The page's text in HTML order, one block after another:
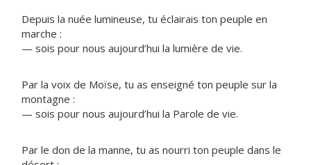
Depuis la nuée lumineuse, tu éclairais ton peuple en
marche :
— sois pour nous aujourd’hui la lumière de vie.
Par la voix de Moïse, tu as enseigné ton peuple sur la
montagne :
— sois pour nous aujourd’hui la Parole de vie.
Par le don de la manne, tu as nourri ton peuple dans le